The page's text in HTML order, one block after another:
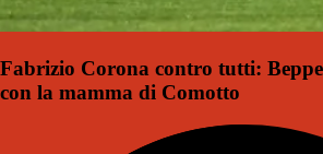
Fabrizio Corona contro tutti: Beppe
con la mamma di Comotto